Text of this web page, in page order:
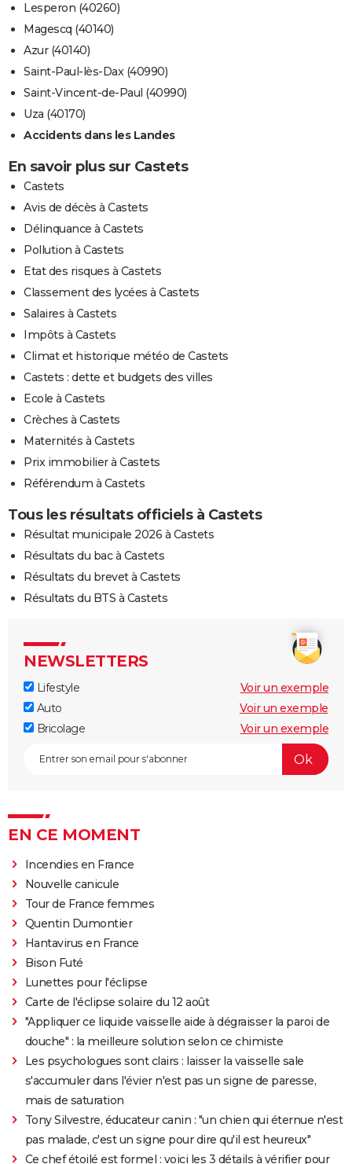
Lesperon (40260)
Magescq (40140)
Azur (40140)
Saint-Paul-lès-Dax (40990)
Saint-Vincent-de-Paul (40990)
Uza (40170)
Accidents dans les Landes
En savoir plus sur Castets
Castets
Avis de décès à Castets
Délinquance à Castets
Pollution à Castets
Etat des risques à Castets
Classement des lycées à Castets
Salaires à Castets
Impôts à Castets
Climat et historique météo de Castets
Castets : dette et budgets des villes
Ecole à Castets
Crèches à Castets
Maternités à Castets
Prix immobilier à Castets
Référendum à Castets
Tous les résultats officiels à Castets
Résultat municipale 2026 à Castets
Résultats du bac à Castets
Résultats du brevet à Castets
Résultats du BTS à Castets
NEWSLETTERS
Lifestyle
Voir un exemple
Auto
Voir un exemple
Bricolage
Voir un exemple
EN CE MOMENT
Incendies en France
Nouvelle canicule
Tour de France femmes
Quentin Dumontier
Hantavirus en France
Bison Futé
Lunettes pour l'éclipse
Carte de l'éclipse solaire du 12 août
"Appliquer ce liquide vaisselle aide à dégraisser la paroi de
douche" : la meilleure solution selon ce chimiste
Les psychologues sont clairs : laisser la vaisselle sale
s'accumuler dans l'évier n'est pas un signe de paresse,
mais de saturation
Tony Silvestre, éducateur canin : "un chien qui éternue n'est
pas malade, c'est un signe pour dire qu'il est heureux"
Ce chef étoilé est formel : voici les 3 détails à vérifier pour